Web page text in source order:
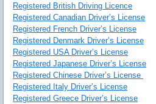
Registered British Driving Licence
Registered Canadian Driver’s License
Registered French Driver’s License
Registered Denmark Driver’s License
Registered USA Driver’s License
Registered Japanese Driver’s License
Registered Chinese Driver’s License
Registered Italy Driver’s License
Registered Greece Driver’s License